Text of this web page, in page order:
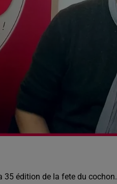
35 édition de la fete du cochon.